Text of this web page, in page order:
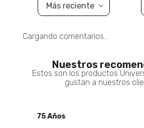
Más reciente
Cargando comentarios…
Nuestros
Estos son los productos
gustan a nuestros